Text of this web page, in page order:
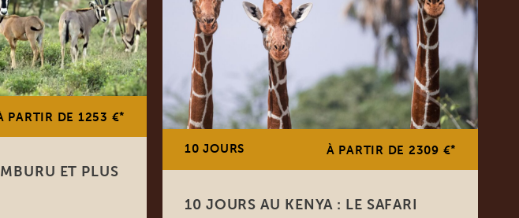
PARTIR DE 1253 €*
ET PLUS
10 JOURS À PARTIR DE 2309 €*
10 JOURS AU KENYA : LE SAFARI